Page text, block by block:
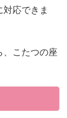
応できま
、こたつの座